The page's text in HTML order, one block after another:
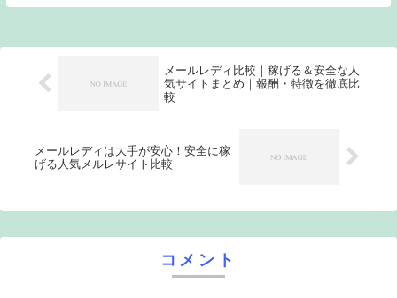
声に戸惑っている方も多いのではないでし
メールレディ比較｜稼げる＆安全な人
気サイトまとめ｜報酬・特徴を徹底比
較
メールレディは大手が安心！安全に稼
げる人気メルレサイト比較
コメント